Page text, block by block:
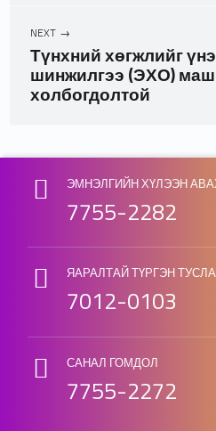
NEXT
Түнхний хөгжлийг
шинжилгээ (ЭХО)
холбогдолтой
ЭМНЭЛГИЙН ХҮЛЭЭН
7755-2282
ЯАРАЛТАЙ ТҮРГЭН
7012-0103
САНАЛ ГОМДОЛ
7755-2272